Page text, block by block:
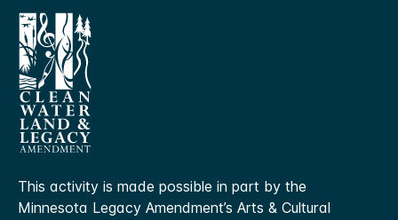
This activity is made possible in part by the
Minnesota Legacy Amendment’s Arts & Cultural